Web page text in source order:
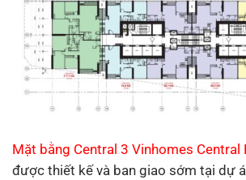
Mặt bằng Central 3 Vinhomes Central
được thiết kế và ban giao sớm tại dự